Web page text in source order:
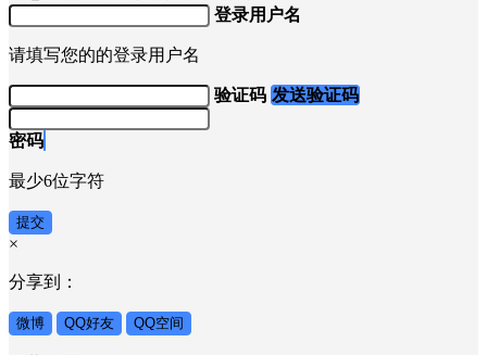
登录用户名
请填写您的的登录用户名
验证码 发送验证码
密码
最少6位字符
提交
×
分享到：
微博 QQ好友 QQ空间